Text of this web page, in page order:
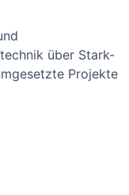
über Stark-
Projekte